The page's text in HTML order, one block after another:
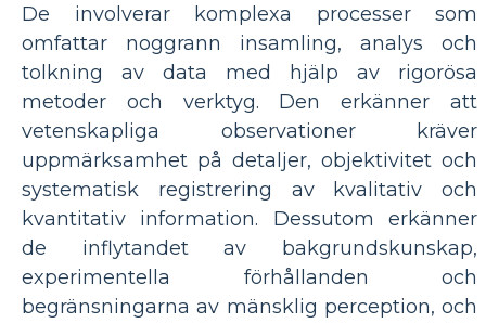
De involverar komplexa processer som
omfattar noggrann insamling, analys och
tolkning av data med hjälp av rigorösa
metoder och verktyg. Den erkänner att
vetenskapliga observationer kräver
uppmärksamhet på detaljer, objektivitet och
systematisk registrering av kvalitativ och
kvantitativ information. Dessutom erkänner
de inflytandet av bakgrundskunskap,
experimentella förhållanden och
begränsningarna av mänsklig perception, och